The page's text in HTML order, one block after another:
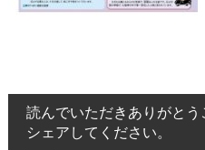
読んでいただきありがと
シェアしてください。